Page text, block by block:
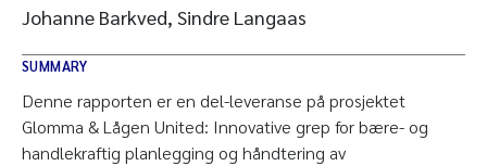
Johanne Barkved, Sindre Langaas
SUMMARY
Denne rapporten er en del-leveranse på prosjektet
Glomma & Lågen United: Innovative grep for bære- og
handlekraftig planlegging og håndtering av